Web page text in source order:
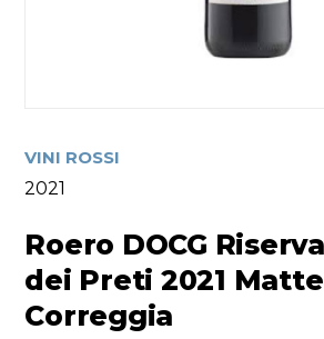
VINI ROSSI
2021
Roero DOCG
dei Preti 2021
Correggia